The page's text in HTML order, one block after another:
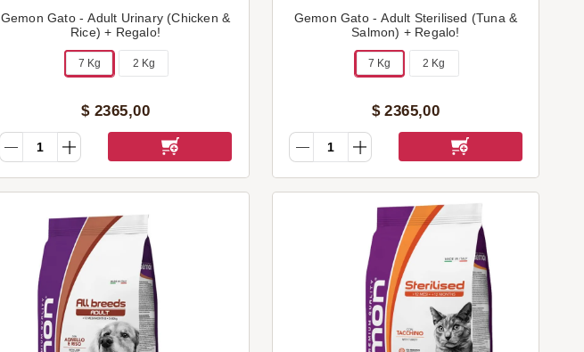
Gemon Gato - Adult Urinary (Chicken &
Rice) + Regalo!
7 Kg 2 Kg
$ 2365,00
Gemon Gato - Adult Sterilised (Tuna &
Salmon) + Regalo!
7 Kg 2 Kg
$ 2365,00